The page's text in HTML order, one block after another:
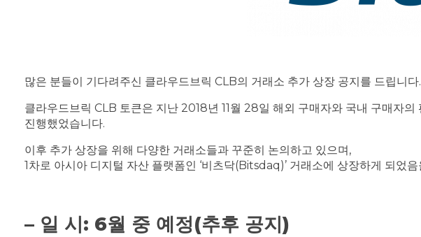
많은 분들이 기다려주신 클라우드브릭 CLB의 거래소 추가 상장 공지를 드립니다.
클라우드브릭 CLB 토큰은 지난 2018년 11월 28일 해외 구매자와 국내 구매자
진행했었습니다.
이후 추가 상장을 위해 다양한 거래소들과 꾸준히 논의하고 있으며,
1차로 아시아 디지털 자산 플랫폼인 ‘비츠닥(Bitsdaq)’ 거래소에 상장하게 되었
– 일 시: 6월 중 예정(추후 공지)